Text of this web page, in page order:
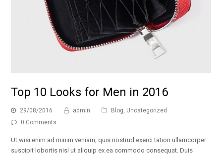
Top 10 Looks for Men in 2016
29/08/2016 admin Blog Uncategorized
0 Comments
Ut wisi enim ad minim veniam, quis nostrud exerci tation ullamcorper
suscipit lobortis nisl ut aliquip ex ea commodo consequat. Duis